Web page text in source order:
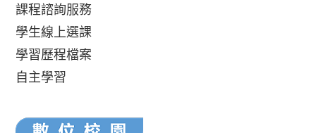
課程諮詢服務
學生線上選課
學習歷程檔案
自主學習